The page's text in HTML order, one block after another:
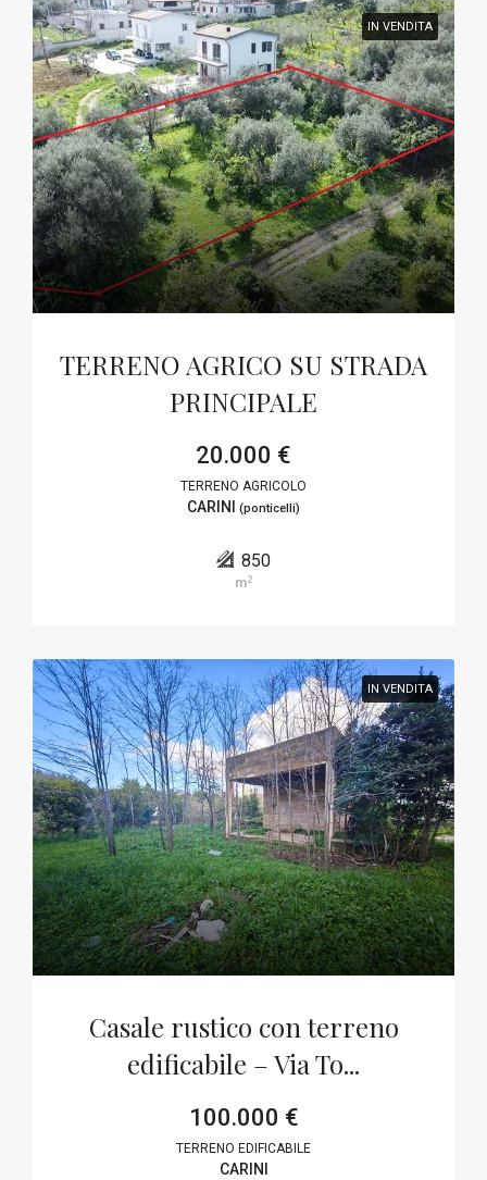
IN VENDITA
TERRENO AGRICO SU STRADA
PRINCIPALE
20.000 €
TERRENO AGRICOLO
CARINI (ponticelli)
850
m2
IN VENDITA
Casale rustico con terreno
edificabile – Via To...
100.000 €
TERRENO EDIFICABILE
CARINI